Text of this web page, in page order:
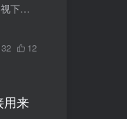
今天分享一个用高铁采集器采集加密的影视下载链接的思路和经历。 要获取的内容位于一个Json页面，该页面的url是动态的，而且有个d值是加密的，比如：www.is96.com/movie/684c0100bbef8f211ea40a...
12
用来